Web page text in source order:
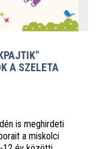
A SZELETA
is meghirdeti
a miskolci